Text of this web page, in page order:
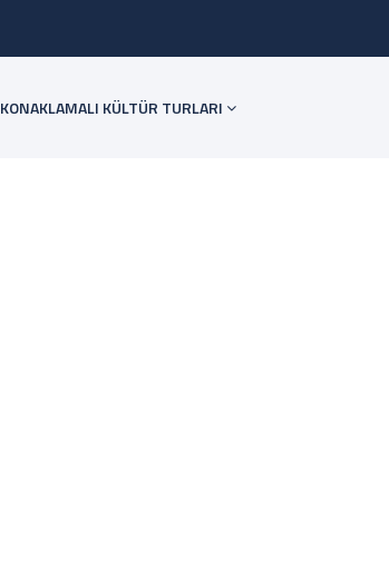
KONAKLAMALI KÜLTÜR TURLARI